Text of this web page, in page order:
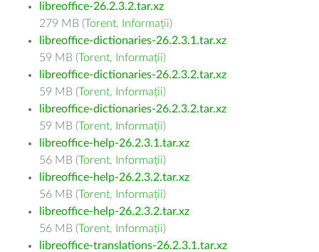
libreoffice-26.2.3.2.tar.xz
279 MB (Torent, Informații)
libreoffice-dictionaries-26.2.3.1.tar.xz
59 MB (Torent, Informații)
libreoffice-dictionaries-26.2.3.2.tar.xz
59 MB (Torent, Informații)
libreoffice-dictionaries-26.2.3.2.tar.xz
59 MB (Torent, Informații)
libreoffice-help-26.2.3.1.tar.xz
56 MB (Torent, Informații)
libreoffice-help-26.2.3.2.tar.xz
56 MB (Torent, Informații)
libreoffice-help-26.2.3.2.tar.xz
56 MB (Torent, Informații)
libreoffice-translations-26.2.3.1.tar.xz